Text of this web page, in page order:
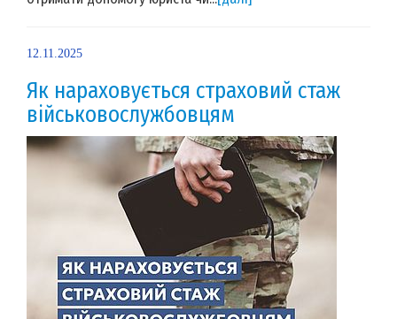
12.11.2025
Як нараховується страховий стаж
військовослужбовцям